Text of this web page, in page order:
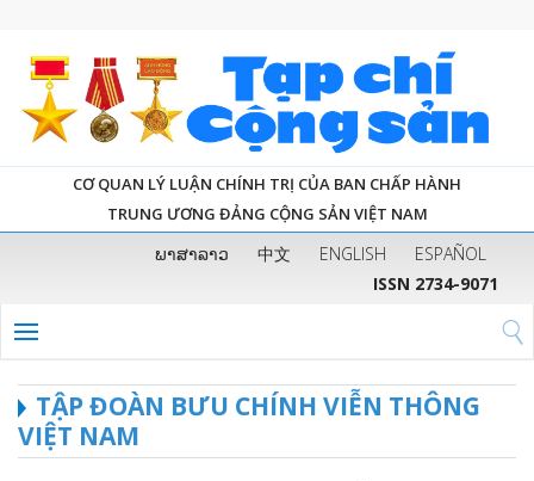
CƠ QUAN LÝ LUẬN CHÍNH TRỊ CỦA BAN CHẤP HÀNH
TRUNG ƯƠNG ĐẢNG CỘNG SẢN VIỆT NAM
ພາສາລາວ 中文 ENGLISH
ESPAÑOL
ISSN 2734-9071
TẬP ĐOÀN BƯU CHÍNH VIỄN THÔNG
VIỆT NAM